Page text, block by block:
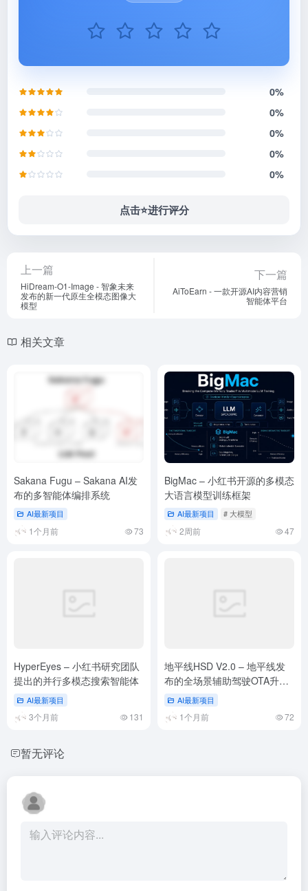
0%
0%
0%
0%
0%
点击⭐️进行评分
上一篇
HiDream-O1-Image - 智象未来
发布的新一代原生全模态图像大
模型
下一篇
AiToEarn - 一款开源AI内容营销
智能体平台
相关文章
Sakana Fugu – Sakana AI发
布的多智能体编排系统
AI最新项目
1个月前 73
BigMac – 小红书开源的多模态
大语言模型训练框架
AI最新项目 # 大模型
2周前 47
HyperEyes – 小红书研究团队
提出的并行多模态搜索智能体
AI最新项目
3个月前 131
地平线HSD V2.0 – 地平线发
布的全场景辅助驾驶OTA升级
版本AI最新项目
1个月前 72
暂无评论